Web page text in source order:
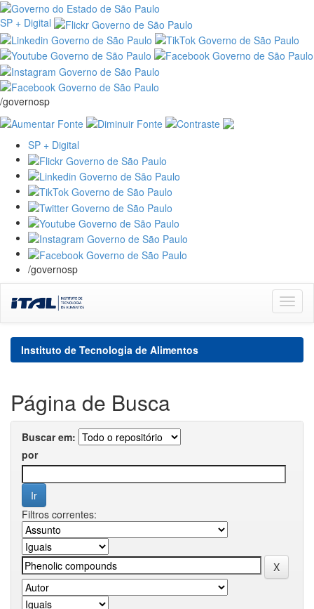
SP + Digital
/governosp
SP + Digital
/governosp
navigation
Instituto de Tecnologia de Alimentos
Página de Busca
Buscar em:
por
Filtros correntes: